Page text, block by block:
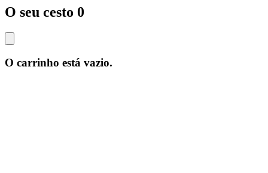
O seu cesto 0
O carrinho está vazio.